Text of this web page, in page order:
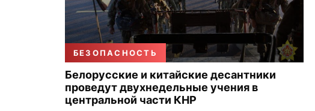
БЕЗОПАСНОСТЬ
Белорусские и китайские десантники
проведут двухнедельные учения в
центральной части КНР